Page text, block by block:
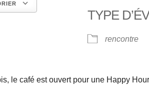
Calendrier Google
TYPE
rencontre
le café est ouvert pour une Happy